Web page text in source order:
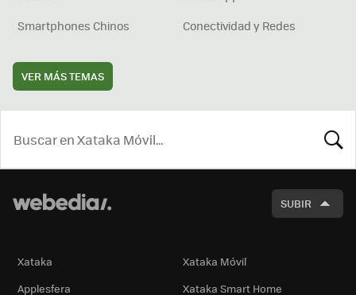
Smartphones Chinos
Conectividad y Redes
VER MÁS TEMAS
SUBIR
Xataka
Xataka Móvil
Applesfera
Xataka Smart Home